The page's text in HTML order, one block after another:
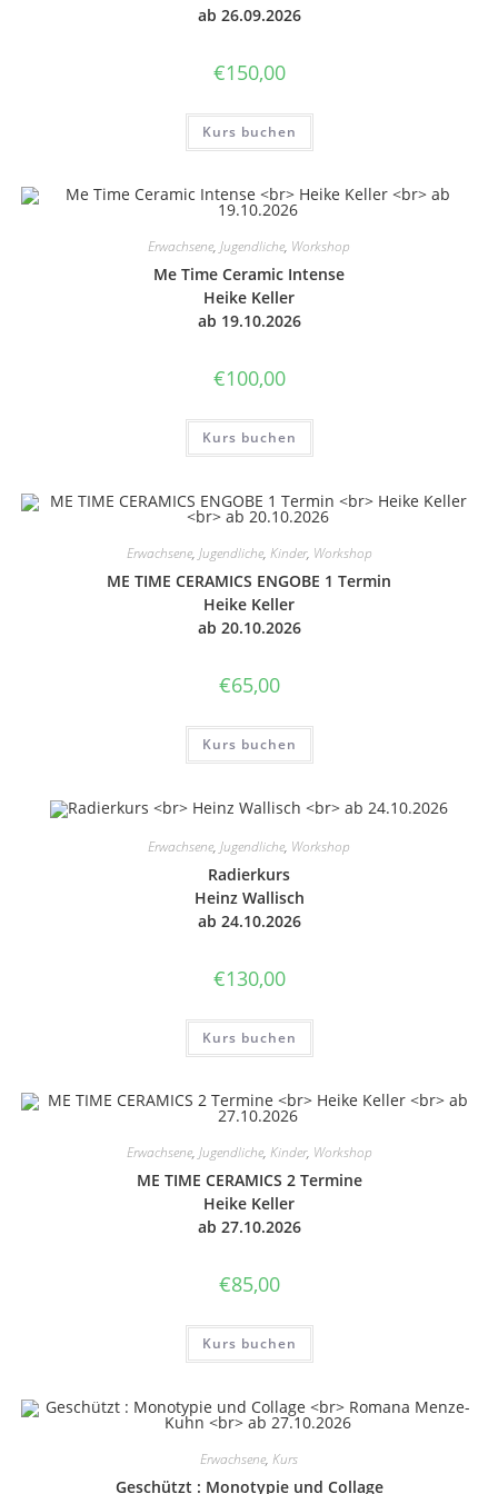
ab 26.09.2026
€150,00
Kurs buchen
Erwachsene, Jugendliche, Workshop
Me Time Cera­mic Inten­se
Heike Keller
ab 19.10.2026
€100,00
Kurs buchen
Erwachsene, Jugendliche, Kinder, Workshop
ME TIME CERA­MICS ENGOBE 1 Termin
Heike Keller
ab 20.10.2026
€65,00
Kurs buchen
Erwachsene, Jugendliche, Workshop
Radier­kurs
Heinz Wal­lisch
ab 24.10.2026
€130,00
Kurs buchen
Erwachsene, Jugendliche, Kinder, Workshop
ME TIME CERA­MICS 2 Ter­mi­ne
Heike Keller
ab 27.10.2026
€85,00
Kurs buchen
Erwachsene, Kurs
Geschützt : Mono­ty­pie und Col­la­ge